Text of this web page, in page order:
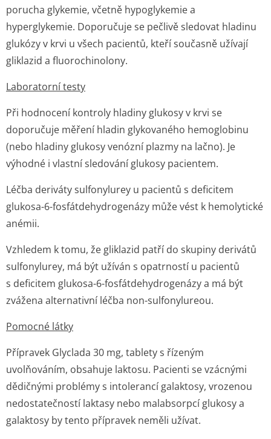
porucha glykemie, včetně hypoglykemie a
hyperglykemie. Doporučuje se pečlivě sledovat hladinu
glukózy v krvi u všech pacientů, kteří současně užívají
gliklazid a fluorochinolony.
Laboratorní testy
Při hodnocení kontroly hladiny glukosy v krvi se
doporučuje měření hladin glykovaného hemoglobinu
(nebo hladiny glukosy venózní plazmy na lačno). Je
výhodné i vlastní sledování glukosy pacientem.
Léčba deriváty sulfonylurey u pacientů s deficitem
glukosa-6-fosfátdehydrogenázy může vést k hemolytické
anémii.
Vzhledem k tomu, že gliklazid patří do skupiny derivátů
sulfonylurey, má být užíván s opatrností u pacientů
s deficitem glukosa-6-fosfátdehydrogenázy a má být
zvážena alternativní léčba non-sulfonylureou.
Pomocné látky
Přípravek Glyclada 30 mg, tablety s řízeným
uvolňováním, obsahuje laktosu. Pacienti se vzácnými
dědičnými problémy s intolerancí galaktosy, vrozenou
nedostatečností laktasy nebo malabsorpcí glukosy a
galaktosy by tento přípravek neměli užívat.